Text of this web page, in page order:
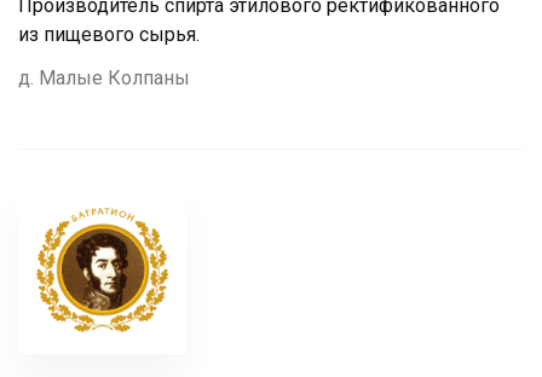
Производитель спирта этилового ректификованного
из пищевого сырья.
д. Малые Колпаны